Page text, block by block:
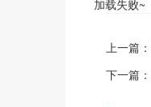
加载失败~
上一篇：
下一篇：